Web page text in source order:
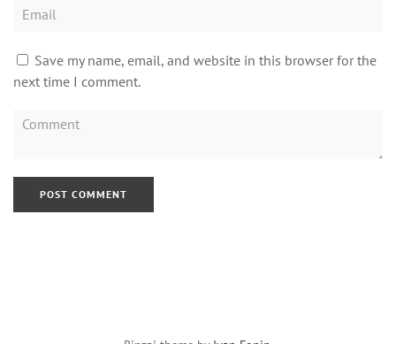
Save my name, email, and website in this browser for the
next time I comment.